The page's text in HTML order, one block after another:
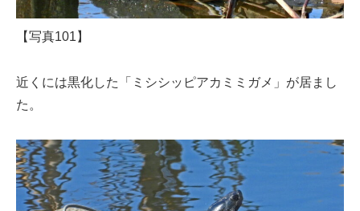
【写真101】
近くには黒化した「ミシシッピアカミミガメ」が居まし
た。